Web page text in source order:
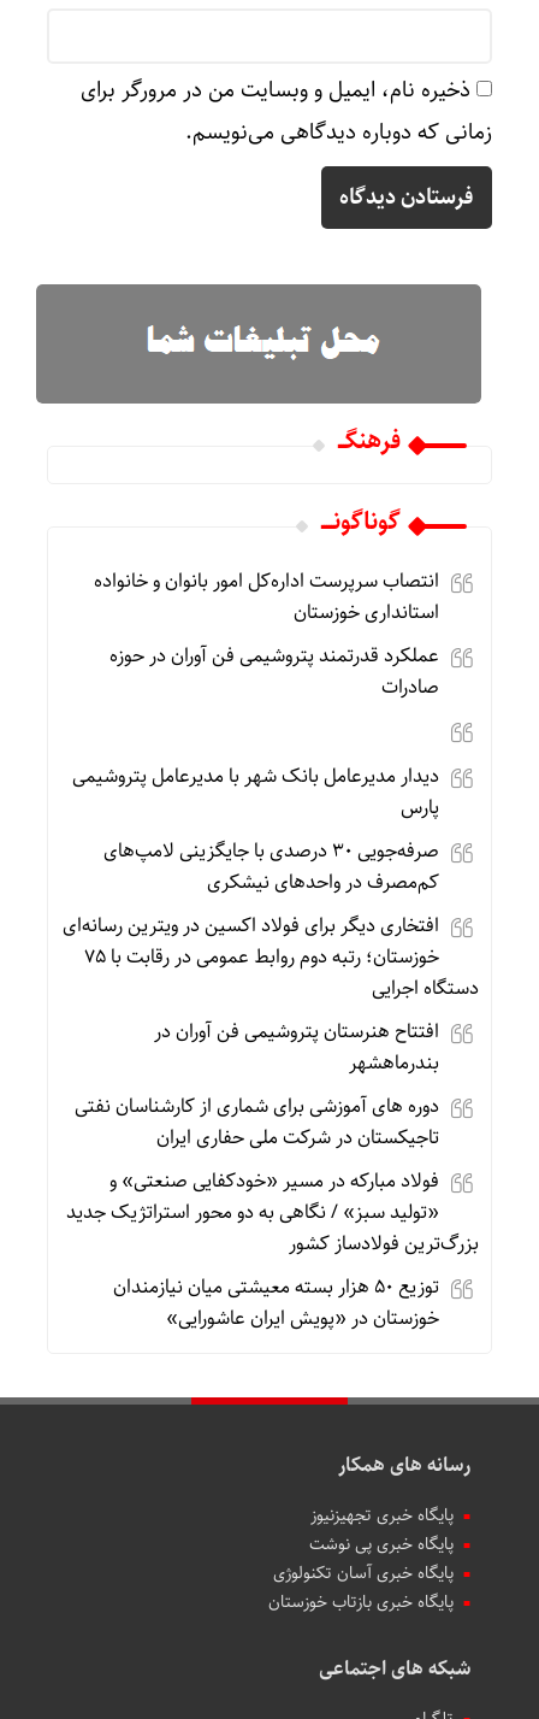
ذخیره نام، ایمیل و وبسایت من در مرورگر برای
زمانی که دوباره دیدگاهی می‌نویسم.
فرهنگـــ
گوناگونـــــ
انتصاب سرپرست اداره‌کل امور بانوان و خانواده
استانداری خوزستان
عملکرد قدرتمند پتروشیمی فن آوران در حوزه
صادرات
دیدار مدیرعامل بانک شهر با مدیرعامل پتروشیمی
پارس
صرفه‌جویی ۳۰ درصدی با جایگزینی لامپ‌های
کم‌مصرف در واحدهای نیشکری
افتخاری دیگر برای فولاد اکسین در ویترین رسانه‌ای
خوزستان؛ رتبه دوم روابط عمومی در رقابت با ۷۵
دستگاه اجرایی
افتتاح هنرستان پتروشیمی فن آوران در
بندرماهشهر
دوره های آموزشی برای شماری از کارشناسان نفتی
تاجیکستان در شرکت ملی حفاری ایران
فولاد مبارکه در مسیر «خودکفایی صنعتی» و
«تولید سبز» / نگاهی به دو محور استراتژیک جدید
بزرگ‌ترین فولادساز کشور
توزیع ۵۰ هزار بسته معیشتی میان نیازمندان
خوزستان در «پویش ایران عاشورایی»
رسانه های همکار
پایگاه خبری تجهیزنیوز
پایگاه خبری پی نوشت
پایگاه خبری آسان تکنولوژی
پایگاه خبری بازتاب خوزستان
شبکه های اجتماعی